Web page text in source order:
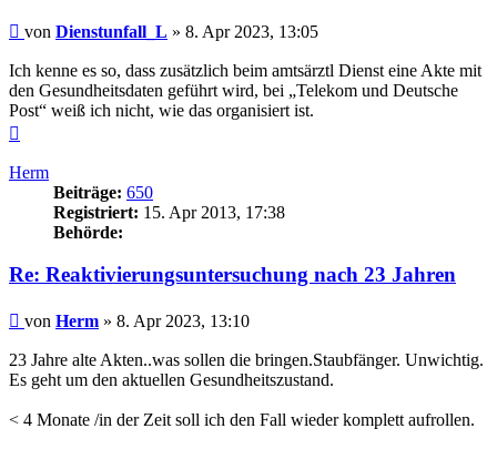
Beitrag
von Dienstunfall_L » 8. Apr 2023, 13:05
Ich kenne es so, dass zusätzlich beim amtsärztl Dienst eine Akte mit
den Gesundheitsdaten geführt wird, bei „Telekom und Deutsche
Post“ weiß ich nicht, wie das organisiert ist.
Herm
Beiträge: 650
Registriert: 15. Apr 2013, 17:38
Behörde:
Re: Reaktivierungsuntersuchung nach 23 Jahren
Beitrag
von Herm » 8. Apr 2023, 13:10
23 Jahre alte Akten..was sollen die bringen.Staubfänger. Unwichtig.
Es geht um den aktuellen Gesundheitszustand.
< 4 Monate /in der Zeit soll ich den Fall wieder komplett aufrollen.